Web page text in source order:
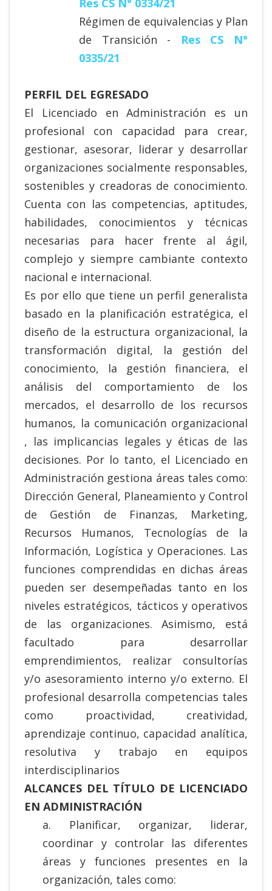
Régimen de equivalencias y Plan
de Transición -
Res CS N°
0335/21
PERFIL DEL EGRESADO
El Licenciado en Administración es un
profesional con capacidad para crear,
gestionar, asesorar, liderar y desarrollar
organizaciones socialmente responsables,
sostenibles y creadoras de conocimiento.
Cuenta con las competencias, aptitudes,
habilidades, conocimientos y técnicas
necesarias para hacer frente al ágil,
complejo y siempre cambiante contexto
nacional e internacional.
Es por ello que tiene un perfil generalista
basado en la planificación estratégica, el
diseño de la estructura organizacional, la
transformación digital, la gestión del
conocimiento, la gestión financiera, el
análisis del comportamiento de los
mercados, el desarrollo de los recursos
humanos, la comunicación organizacional
, las implicancias legales y éticas de las
decisiones. Por lo tanto, el Licenciado en
Administración gestiona áreas tales como:
Dirección General, Planeamiento y Control
de Gestión de Finanzas, Marketing,
Recursos Humanos, Tecnologías de la
Información, Logística y Operaciones. Las
funciones comprendidas en dichas áreas
pueden ser desempeñadas tanto en los
niveles estratégicos, tácticos y operativos
de las organizaciones. Asimismo, está
facultado para desarrollar
emprendimientos, realizar consultorías
y/o asesoramiento interno y/o externo. El
profesional desarrolla competencias tales
como proactividad, creatividad,
aprendizaje continuo, capacidad analítica,
resolutiva y trabajo en equipos
interdisciplinarios
ALCANCES DEL TÍTULO DE LICENCIADO
EN ADMINISTRACIÓN
a. Planificar, organizar, liderar,
coordinar y controlar las diferentes
áreas y funciones presentes en la
organización, tales como: